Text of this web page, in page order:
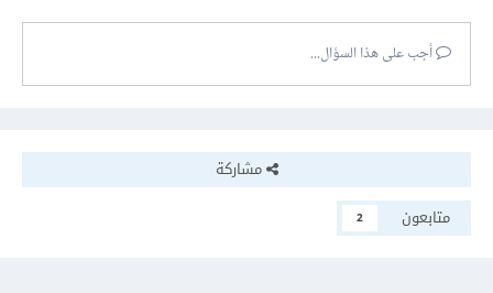
أجب على هذا السؤال...
مشاركة
متابعون
2